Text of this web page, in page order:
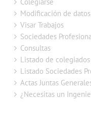
Modificación de datos
Visar Trabajos
Sociedades
Consultas
Listado de colegiados
Listado Sociedades
Actas Juntas
¿Necesitas un